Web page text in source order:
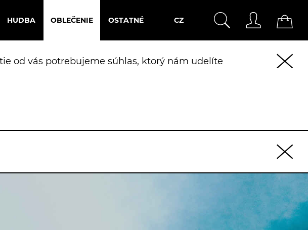
CZ
HUDBA OBLEČENIE OSTATNÉ
od vás potrebujeme súhlas, ktorý nám udelíte